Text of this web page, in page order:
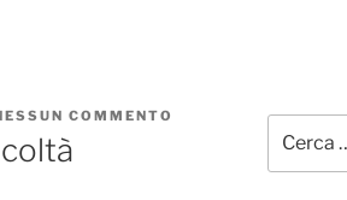
COMMENTO